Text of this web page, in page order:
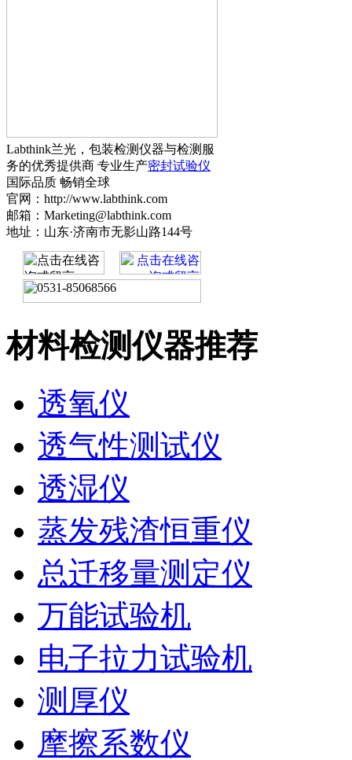
Labthink兰光，包装检测仪器与检测服
务的优秀提供商 专业生产密封试验仪
国际品质 畅销全球
官网：http://www.labthink.com
邮箱：Marketing@labthink.com
地址：山东·济南市无影山路144号
材料检测仪器推荐
透氧仪
透气性测试仪
透湿仪
蒸发残渣恒重仪
总迁移量测定仪
万能试验机
电子拉力试验机
测厚仪
摩擦系数仪